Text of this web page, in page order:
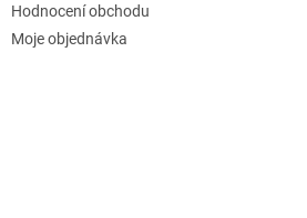
Hodnocení obchodu
Moje objednávka